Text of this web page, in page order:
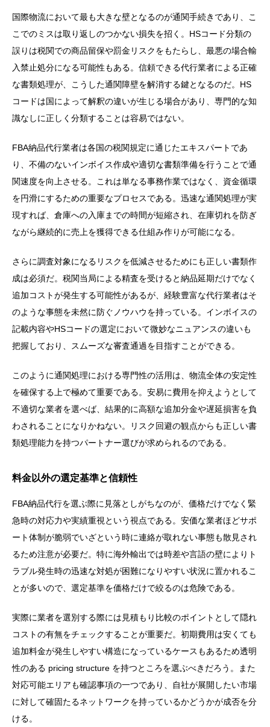
国際物流において最も大きな壁となるのが通関手続きであり、こ
こでのミスは取り返しのつかない損失を招く。HSコード分類の
誤りは税関での商品留保や罰金リスクをもたらし、最悪の場合輸
入禁止処分になる可能性もある。信頼できる代行業者による正確
な書類処理が、こうした通関障壁を解消する鍵となるのだ。HS
コードは国によって解釈の違いが生じる場合があり、専門的な知
識なしに正しく分類することは容易ではない。
FBA納品代行業者は各国の税関規定に通じたエキスパートであ
り、不備のないインボイス作成や適切な書類準備を行うことで通
関速度を向上させる。これは単なる事務作業ではなく、資金循環
を円滑にするための重要なプロセスである。迅速な通関処理が実
現すれば、倉庫への入庫までの時間が短縮され、在庫切れを防ぎ
ながら継続的に売上を獲得できる仕組み作りが可能になる。
さらに調査対象になるリスクを低減させるためにも正しい書類作
成は必須だ。税関当局による精査を受けると納品延期だけでなく
追加コストが発生する可能性があるが、経験豊富な代行業者はそ
のような事態を未然に防ぐノウハウを持っている。インボイスの
記載内容やHSコードの選定において微妙なニュアンスの違いも
把握しており、スムーズな審査通過を目指すことができる。
このように通関処理における専門性の活用は、物流全体の安定性
を確保する上で極めて重要である。安易に費用を抑えようとして
不適切な業者を選べば、結果的に高額な追加分金や遅延損害を負
わされることになりかねない。リスク回避の観点からも正しい書
類処理能力を持つパートナー選びが求められるのである。
料金以外の選定基準と信頼性
FBA納品代行を選ぶ際に見落としがちなのが、価格だけでなく緊
急時の対応力や実績重視という視点である。安価な業者ほどサポ
ート体制が脆弱でいざという時に連絡が取れない事態も散見され
るため注意が必要だ。特に海外輸出では時差や言語の壁によりト
ラブル発生時の迅速な対処が困難になりやすい状況に置かれるこ
とが多いので、選定基準を価格だけで絞るのは危険である。
実際に業者を選別する際には見積もり比較のポイントとして隠れ
コストの有無をチェックすることが重要だ。初期費用は安くても
追加料金が発生しやすい構造になっているケースもあるため透明
性のある pricing structure を持つところを選ぶべきだろう。また
対応可能エリアも確認事項の一つであり、自社が展開したい市場
に対して確固たるネットワークを持っているかどうかが成否を分
ける。